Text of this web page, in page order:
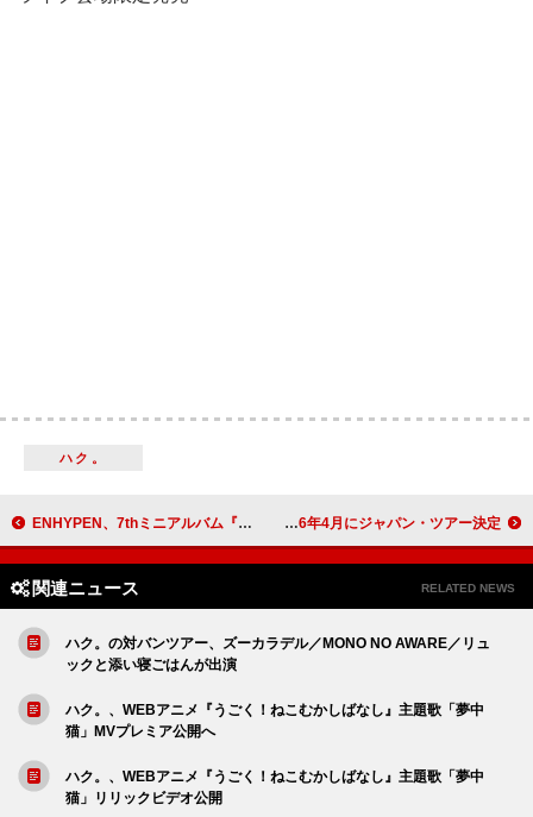
ハク。
ENHYPEN、7thミニアルバム『THE SIN : VANISH』のタイトル曲は「Knife」 グリフィン、2026年4月にジャパン・ツアー決定
関連ニュース RELATED NEWS
ハク。の対バンツアー、ズーカラデル／MONO NO AWARE／リュ
ックと添い寝ごはんが出演
ハク。、WEBアニメ『うごく！ねこむかしばなし』主題歌「夢中
猫」MVプレミア公開へ
ハク。、WEBアニメ『うごく！ねこむかしばなし』主題歌「夢中
猫」リリックビデオ公開